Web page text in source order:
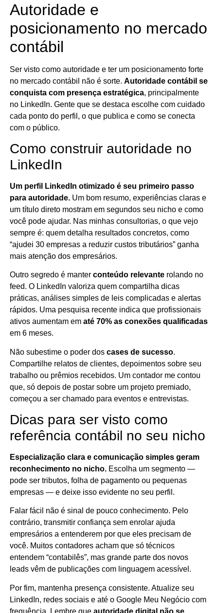
Autoridade e
posicionamento no mercado
contábil
Ser visto como autoridade e ter um posicionamento forte
no mercado contábil não é sorte. Autoridade contábil se
conquista com presença estratégica, principalmente
no LinkedIn. Gente que se destaca escolhe com cuidado
cada ponto do perfil, o que publica e como se conecta
com o público.
Como construir autoridade no
LinkedIn
Um perfil LinkedIn otimizado é seu primeiro passo
para autoridade. Um bom resumo, experiências claras e
um título direto mostram em segundos seu nicho e como
você pode ajudar. Nas minhas consultorias, o que vejo
sempre é: quem detalha resultados concretos, como
“ajudei 30 empresas a reduzir custos tributários” ganha
mais atenção dos empresários.
Outro segredo é manter conteúdo relevante rolando no
feed. O LinkedIn valoriza quem compartilha dicas
práticas, análises simples de leis complicadas e alertas
rápidos. Uma pesquisa recente indica que profissionais
ativos aumentam em até 70% as conexões qualificadas
em 6 meses.
Não subestime o poder dos cases de sucesso.
Compartilhe relatos de clientes, depoimentos sobre seu
trabalho ou prêmios recebidos. Um contador me contou
que, só depois de postar sobre um projeto premiado,
começou a ser chamado para eventos e entrevistas.
Dicas para ser visto como
referência contábil no seu nicho
Especialização clara e comunicação simples geram
reconhecimento no nicho. Escolha um segmento —
pode ser tributos, folha de pagamento ou pequenas
empresas — e deixe isso evidente no seu perfil.
Falar fácil não é sinal de pouco conhecimento. Pelo
contrário, transmitir confiança sem enrolar ajuda
empresários a entenderem por que eles precisam de
você. Muitos contadores acham que só técnicos
entendem “contabilês”, mas grande parte dos novos
leads vêm de publicações com linguagem acessível.
Por fim, mantenha presença consistente. Atualize seu
LinkedIn, redes sociais e até o Google Meu Negócio com
frequência. Lembre que autoridade digital não se